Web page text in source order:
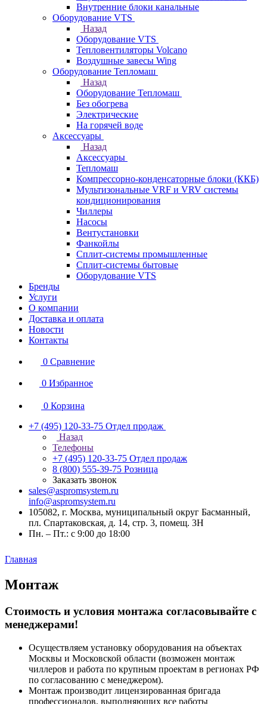
Внутренние блоки канальные
Оборудование VTS
Назад
Оборудование VTS
Тепловентиляторы Volcano
Воздушные завесы Wing
Оборудование Тепломаш
Назад
Оборудование Тепломаш
Без обогрева
Электрические
На горячей воде
Аксессуары
Назад
Аксессуары
Тепломаш
Компрессорно-конденсаторные блоки (ККБ)
Мультизональные VRF и VRV системы
кондиционирования
Чиллеры
Насосы
Вентустановки
Фанкойлы
Сплит-системы промышленные
Сплит-системы бытовые
Оборудование VTS
Бренды
Услуги
О компании
Доставка и оплата
Новости
Контакты
0 Сравнение
0 Избранное
0 Корзина
+7 (495) 120-33-75 Отдел продаж
Назад
Телефоны
+7 (495) 120-33-75 Отдел продаж
8 (800) 555-39-75 Розница
Заказать звонок
sales@aspromsystem.ru
info@aspromsystem.ru
105082, г. Москва, муниципальный округ Басманный,
пл. Спартаковская, д. 14, стр. 3, помещ. 3Н
Пн. – Пт.: с 9:00 до 18:00
Главная
Монтаж
Cтоимость и условия монтажа согласовывайте с
менеджерами!
Осуществляем установку оборудования на объектах
Москвы и Московской области (возможен монтаж
чиллеров и работа по крупным проектам в регионах РФ
по согласованию с менеджером).
Монтаж производит лицензированная бригада
профессионалов, выполняющих все работы